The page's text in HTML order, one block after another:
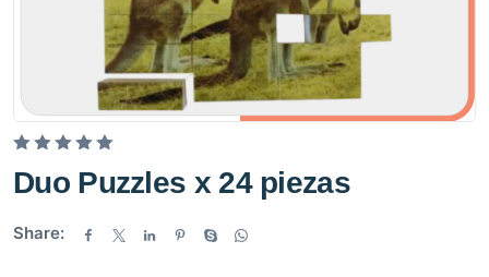
V
a
o
Duo Puzzles x 24 piezas
Share: